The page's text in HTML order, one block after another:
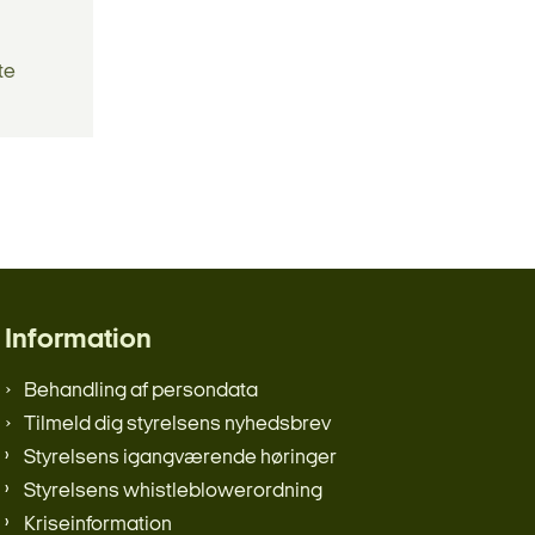
Information
Behandling af persondata
Tilmeld dig styrelsens nyhedsbrev
Styrelsens igangværende høringer
Styrelsens whistleblowerordning
Kriseinformation